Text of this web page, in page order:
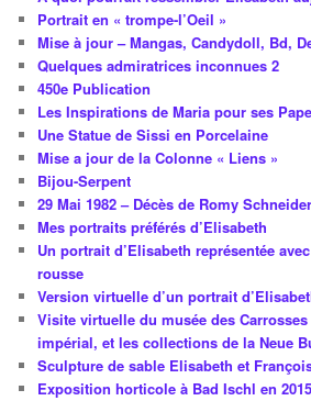
Portrait en « trompe-l’Oeil »
Mise à jour – Mangas, Candydoll, Bd,
Quelques admiratrices inconnues 2
450e Publication
Les Inspirations de Maria pour ses
Une Statue de Sissi en Porcelaine
Mise a jour de la Colonne « Liens »
Bijou-Serpent
29 Mai 1982 – Décès de Romy Schneider
Mes portraits préférés d’Elisabeth
Un portrait d’Elisabeth représentée
rousse
Version virtuelle d’un portrait
Visite virtuelle du musée des
impérial, et les collections de la Neue
Sculpture de sable Elisabeth et
Exposition horticole à Bad Ischl en 2015